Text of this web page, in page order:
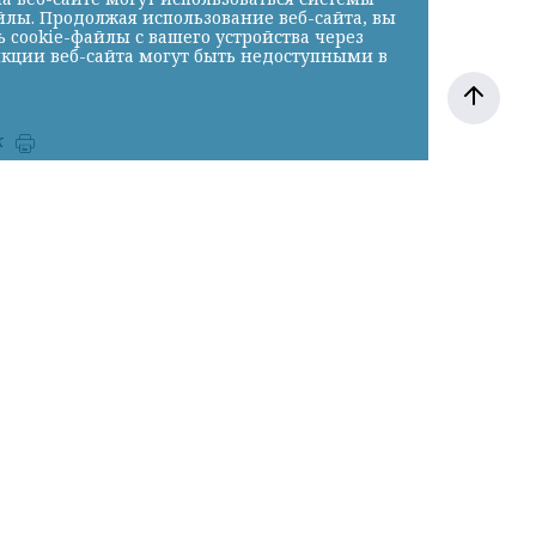
Продолжая использование веб-сайта, вы
файлы с вашего устройства через
веб-сайта могут быть недоступными в